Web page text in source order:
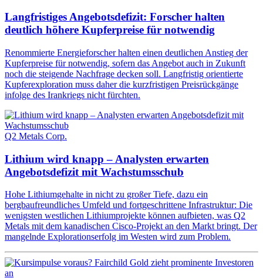
Langfristiges Angebotsdefizit: Forscher halten
deutlich höhere Kupferpreise für notwendig
Renommierte Energieforscher halten einen deutlichen Anstieg der
Kupferpreise für notwendig, sofern das Angebot auch in Zukunft
noch die steigende Nachfrage decken soll. Langfristig orientierte
Kupferexploration muss daher die kurzfristigen Preisrückgänge
infolge des Irankriegs nicht fürchten.
Q2 Metals Corp.
Lithium wird knapp – Analysten erwarten
Angebotsdefizit mit Wachstumsschub
Hohe Lithiumgehalte in nicht zu großer Tiefe, dazu ein
bergbaufreundliches Umfeld und fortgeschrittene Infrastruktur: Die
wenigsten westlichen Lithiumprojekte können aufbieten, was Q2
Metals mit dem kanadischen Cisco-Projekt an den Markt bringt. Der
mangelnde Explorationserfolg im Westen wird zum Problem.